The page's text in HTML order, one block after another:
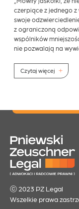
czerpiące z jednego
swoje
z ograniczoną
wspólników
nie pozwalają na
Czytaj więcej
ⓒ 2023 PZ Legal
Wszelkie prawa